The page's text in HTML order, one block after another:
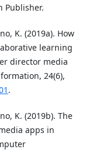
Publisher.
K. (2019a). How
learning
director media
24(6),
.
K. (2019b). The
apps in